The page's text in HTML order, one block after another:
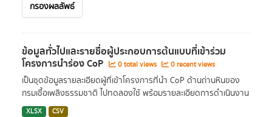
กรองผลลัพธ์
ข้อมูลทั่วไปและรายชื่อผู้ประกอบการต้นแบบที่เข้าร่วม
โครงการนำร่อง CoP 0 total views 0 recent views
เป็นชุดข้อมูลรายละเอียดผู้ที่เข้าโครงการที่นำ CoP ด้านถ่านหินของ
กรมเชื้อเพลิงธรรมชาติ ไปทดลองใช้ พร้อมรายละเอียดการดำเนินงาน
XLSX CSV